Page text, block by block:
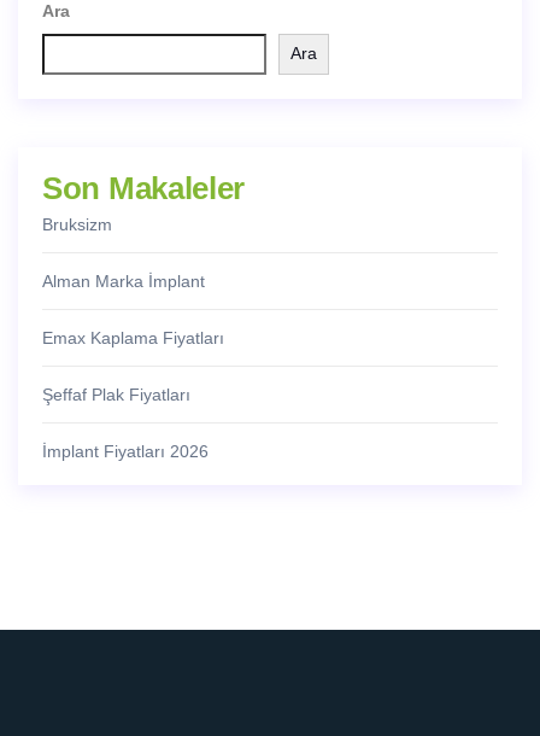
Ara
Ara
Son Makaleler
Bruksizm
Alman Marka İmplant
Emax Kaplama Fiyatları
Şeffaf Plak Fiyatları
İmplant Fiyatları 2026